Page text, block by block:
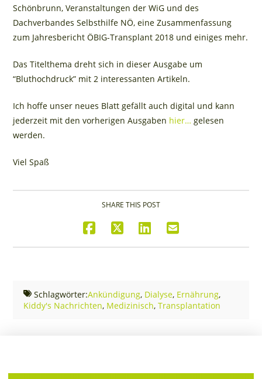
Schönbrunn, Veranstaltungen der WiG und des
Dachverbandes Selbsthilfe NÖ, eine Zusammenfassung
zum Jahresbericht ÖBIG-Transplant 2018 und einiges mehr.
Das Titelthema dreht sich in dieser Ausgabe um
“Bluthochdruck” mit 2 interessanten Artikeln.
Ich hoffe unser neues Blatt gefällt auch digital und kann
jederzeit mit den vorherigen Ausgaben hier… gelesen
werden.
Viel Spaß
SHARE THIS POST
Schlagwörter:Ankündigung, Dialyse, Ernährung,
Kiddy's Nachrichten, Medizinisch, Transplantation